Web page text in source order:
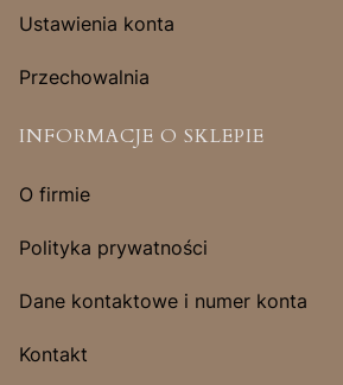
Ustawienia konta
Przechowalnia
INFORMACJE O SKLEPIE
O firmie
Polityka prywatności
Dane kontaktowe i numer konta
Kontakt